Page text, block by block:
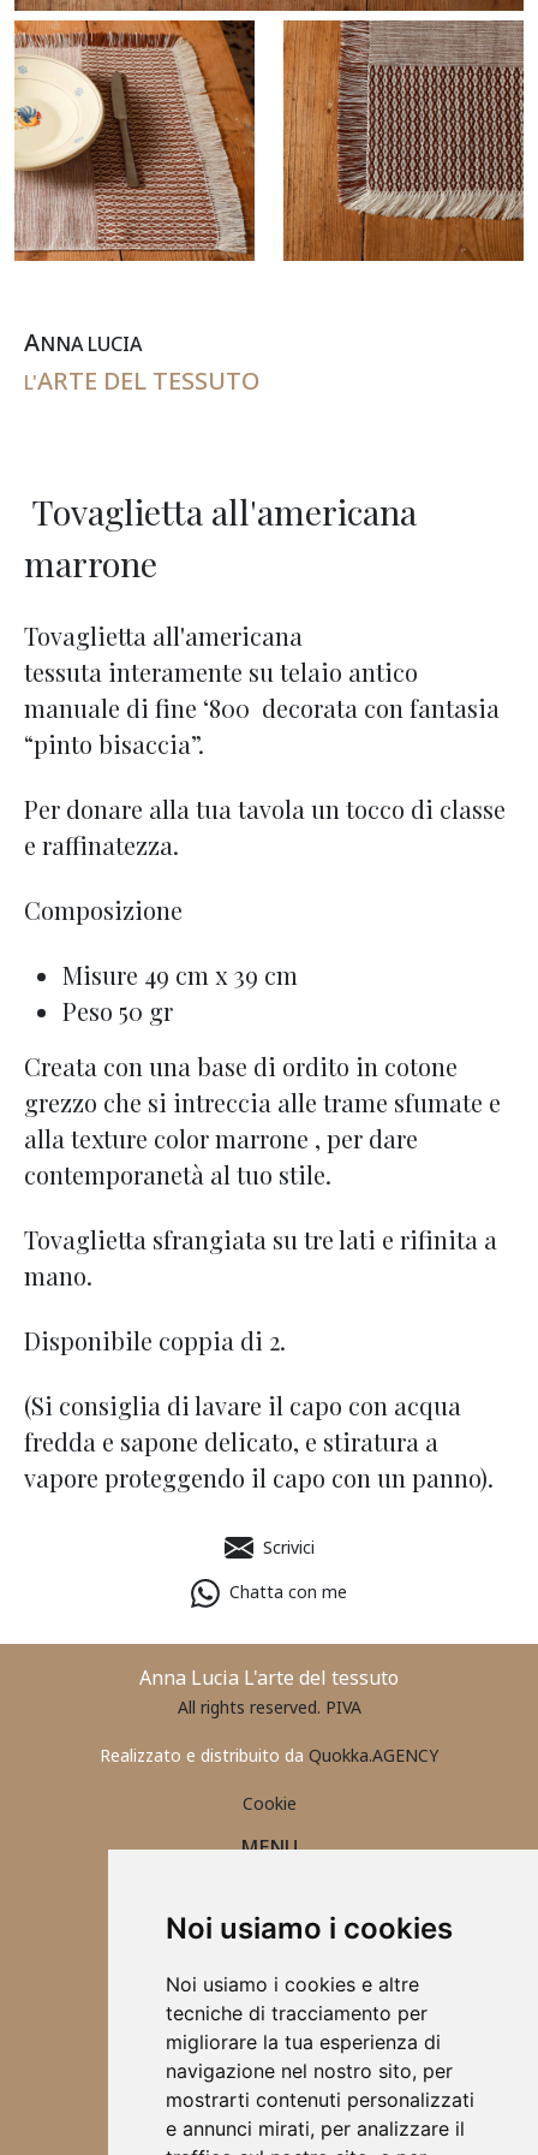
Noi usiamo i cookies
Noi usiamo i cookies e altre
tecniche di tracciamento per
migliorare la tua esperienza di
navigazione nel nostro sito, per
mostrarti contenuti personalizzati
e annunci mirati, per analizzare il
ANNALUCIA
L'ARTE DEL TESSUTO
Tovaglietta all'americana
marrone
Tovaglietta all'americana
tessuta interamente su telaio antico
manuale di fine ‘800 decorata con fantasia
“pinto bisaccia”.
Per donare alla tua tavola un tocco di classe
e raffinatezza.
Composizione
Misure 49 cm x 39 cm
Peso 50 gr
Creata con una base di ordito in cotone
grezzo che si intreccia alle trame sfumate e
alla texture color marrone , per dare
contemporanetà al tuo stile.
Tovaglietta sfrangiata su tre lati e rifinita a
mano.
Disponibile coppia di 2.
(Si consiglia di lavare il capo con acqua
fredda e sapone delicato, e stiratura a
vapore proteggendo il capo con un panno).
Scrivici
Chatta con me
Anna Lucia L'arte del tessuto
All rights reserved. PIVA
Realizzato e distribuito da Quokka.AGENCY
Cookie
MENU
CONTATTI
ABBIGLIAMENTO 2025
TOVAGLIETTE ALL'AMERICANA
SCRUNCHIES
CHI SONO
DESIGN
BORSE
ABBIGLIAMENTO